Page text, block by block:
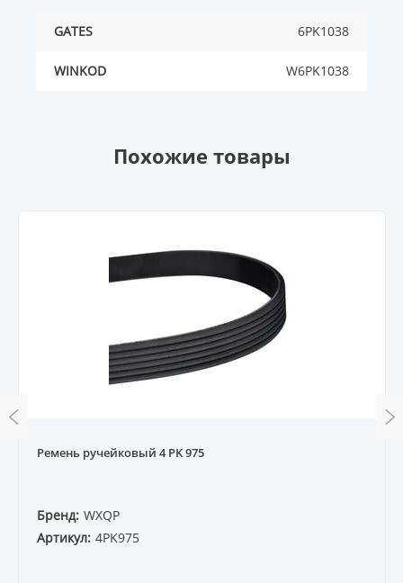
GATES 6PK1038
WINKOD W6PK1038
Похожие товары
Ремень ручейковый 4 PK 975
Бренд: WXQP
Артикул: 4PK975